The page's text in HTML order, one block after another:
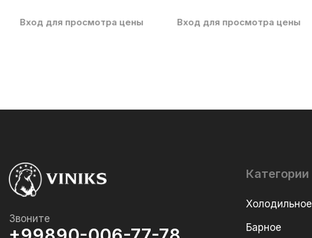
Вход для просмотра цены Вход для просмотра цены
Звоните
Категории
Холодильное
Барное